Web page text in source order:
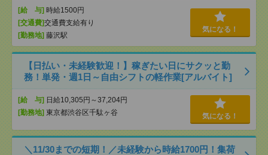
[給 与] 時給1500円
[交通費]交通費支給有り
[勤務地] 藤沢駅
気になる！
【日払い・未経験歓迎！】稼ぎたい日にサクッと勤
務！単発・週1日～自由シフトの軽作業[アルバイト]
[給 与] 日給10,305円～37,204円
[勤務地] 東京都渋谷区千駄ヶ谷 気になる！
＼11/30までの短期！／未経験から時給1700円！集荷